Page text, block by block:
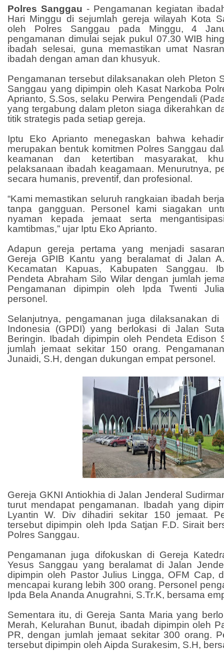
Polres Sanggau - Pengamanan kegiatan
Hari Minggu di sejumlah gereja wilayah Kota
oleh Polres Sanggau pada Minggu, 4
pengamanan dimulai sejak pukul 07.30 WIB
ibadah selesai, guna memastikan umat
ibadah dengan aman dan khusyuk.
Pengamanan tersebut dilaksanakan oleh Pleton
Sanggau yang dipimpin oleh Kasat Narkoba
Aprianto, S.Sos, selaku Perwira Pengendali
yang tergabung dalam pleton siaga dikerahkan
titik strategis pada setiap gereja.
Iptu Eko Aprianto menegaskan bahwa
merupakan bentuk komitmen Polres Sanggau
keamanan dan ketertiban masyarakat,
pelaksanaan ibadah keagamaan. Menurutnya,
secara humanis, preventif, dan profesional.
“Kami memastikan seluruh rangkaian ibadah
tanpa gangguan. Personel kami siagakan
nyaman kepada jemaat serta
kamtibmas,” ujar Iptu Eko Aprianto.
Adapun gereja pertama yang menjadi
Gereja GPIB Kantu yang beralamat di Jalan
Kecamatan Kapuas, Kabupaten Sanggau.
Pendeta Abraham Silo Wilar dengan jumlah
Pengamanan dipimpin oleh Ipda Twenti
personel.
Selanjutnya, pengamanan juga dilaksanakan
Indonesia (GPDI) yang berlokasi di Jalan
Beringin. Ibadah dipimpin oleh Pendeta Edison
jumlah jemaat sekitar 150 orang.
Junaidi, S.H, dengan dukungan empat personel.
Gereja GKNI Antiokhia di Jalan Jenderal
turut mendapat pengamanan. Ibadah yang
Lyantin W. Div dihadiri sekitar 150 jemaat.
tersebut dipimpin oleh Ipda Satjan F.D. Sirait
Polres Sanggau.
Pengamanan juga difokuskan di Gereja
Yesus Sanggau yang beralamat di Jalan
dipimpin oleh Pastor Julius Lingga, OFM Cap,
mencapai kurang lebih 300 orang. Personel
Ipda Bela Ananda Anugrahni, S.Tr.K, bersama
Sementara itu, di Gereja Santa Maria yang
Merah, Kelurahan Bunut, ibadah dipimpin oleh
PR, dengan jumlah jemaat sekitar 300 orang.
tersebut dipimpin oleh Aipda Surakesim, S.H,